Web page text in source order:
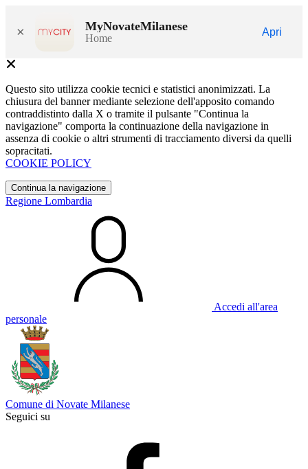
× MyNovateMilanese
Home
Apri
Questo sito utilizza cookie tecnici e statistici anonimizzati. La
chiusura del banner mediante selezione dell'apposito comando
contraddistinto dalla X o tramite il pulsante "Continua la
navigazione" comporta la continuazione della navigazione in
assenza di cookie o altri strumenti di tracciamento diversi da quelli
sopracitati.
COOKIE POLICY
Continua la navigazione
Regione Lombardia
Accedi all'area
personale
Comune di Novate Milanese
Seguici su